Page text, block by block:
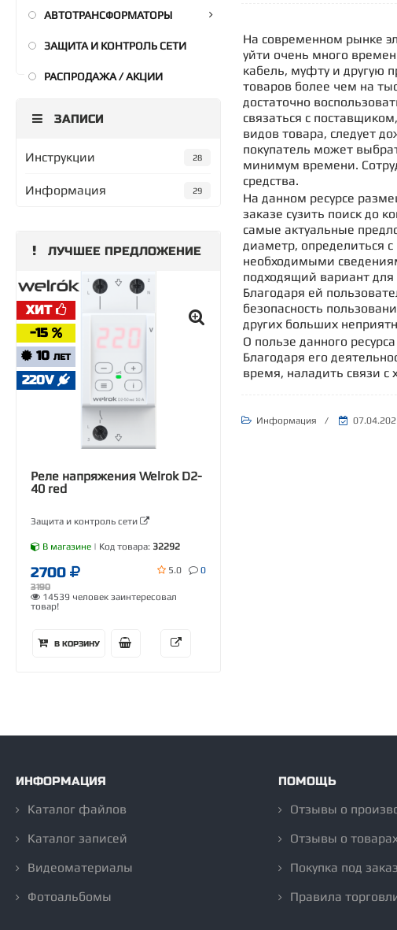
На современном рынке
уйти очень много
кабель, муфту и другую
товаров более чем на
достаточно
связаться с
видов товара, следует
покупатель может
минимум времени.
средства.
На данном ресурсе
заказе сузить поиск до
самые актуальные
диаметр, определиться
необходимыми
подходящий вариант
Благодаря ей
безопасность
других больших
О пользе данного
Благодаря его
время, наладить связи
Информация /
АВТОТРАНСФОРМАТОРЫ
ЗАЩИТА И КОНТРОЛЬ СЕТИ
РАСПРОДАЖА / АКЦИИ
ЗАПИСИ
Инструкции 28
Информация 29
ЛУЧШЕЕ ПРЕДЛОЖЕНИЕ
ХИТ
-15
10 ЛЕТ
220V
Реле напряжения Welrok D2-
40 red
Защита и контроль сети
В магазине | Код товара: 32292
2700
3190
5.0 0
14539 человек заинтересовал
товар!
В КОРЗИНУ
ИНФОРМАЦИЯ
Каталог файлов
Каталог записей
Видеоматериалы
Фотоальбомы
ПОМОЩЬ
Отзывы о
Отзывы о
Покупка под заказ
Правила